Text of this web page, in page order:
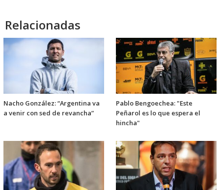
Relacionadas
Nacho González: “Argentina va
a venir con sed de revancha”
Pablo Bengoechea: "Este
Peñarol es lo que espera el
hincha"